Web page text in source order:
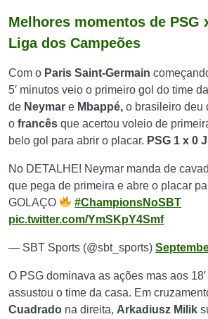
Melhores momentos de PSG
Liga dos Campeões
Com o Paris Saint-Germain
5′ minutos veio o primeiro gol do time
de Neymar e Mbappé, o brasileiro deu
o francês que acertou voleio de
belo gol para abrir o placar. PSG 1 x 0
No DETALHE! Neymar manda de
que pega de primeira e abre o placar
GOLAÇO
#ChampionsNoSBT
pic.twitter.com/YmSKpY4Smf
— SBT Sports (@sbt_sports)
O PSG dominava as ações mas aos
assustou o time da casa. Em
Cuadrado na direita, Arkadiusz Milik